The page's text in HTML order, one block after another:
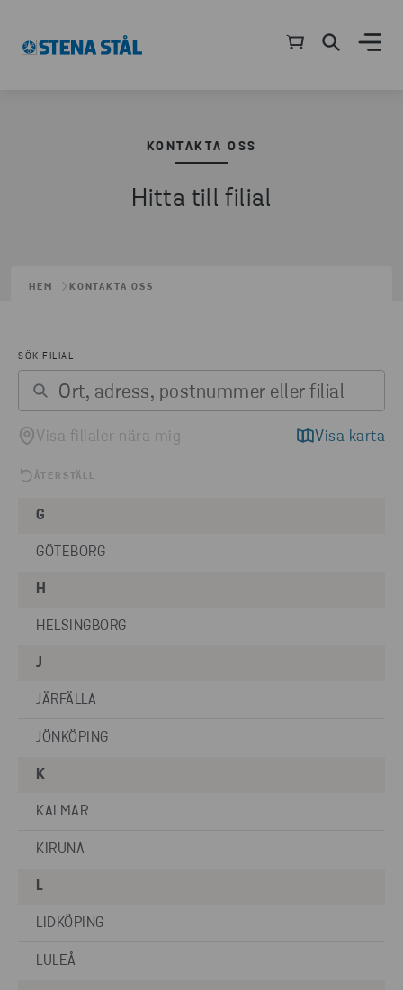
KONTAKTA OSS
Hitta till filial
HEM KONTAKTA OSS
SÖK FILIAL
Visa filialer nära mig Visa karta
ÅTERSTÄLL
G
GÖTEBORG
H
HELSINGBORG
J
JÄRFÄLLA
JÖNKÖPING
K
KALMAR
KIRUNA
L
LIDKÖPING
LULEÅ